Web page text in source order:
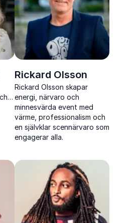
Rickard Olsson
Rickard Olsson skapar
energi, närvaro och
minnesvärda event med
värme, professionalism och
en självklar scennärvaro som
engagerar alla.